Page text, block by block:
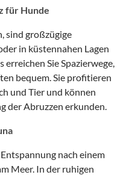
für Hunde
sind großzügige
in küstennahen Lagen
Sie Spazierwege,
bequem. Sie profitieren
und Tier und können
der Abruzzen erkunden.
nach einem
Meer. In der ruhigen